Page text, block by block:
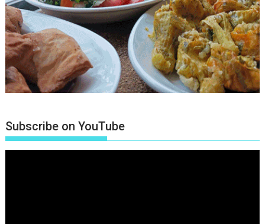
Subscribe on YouTube